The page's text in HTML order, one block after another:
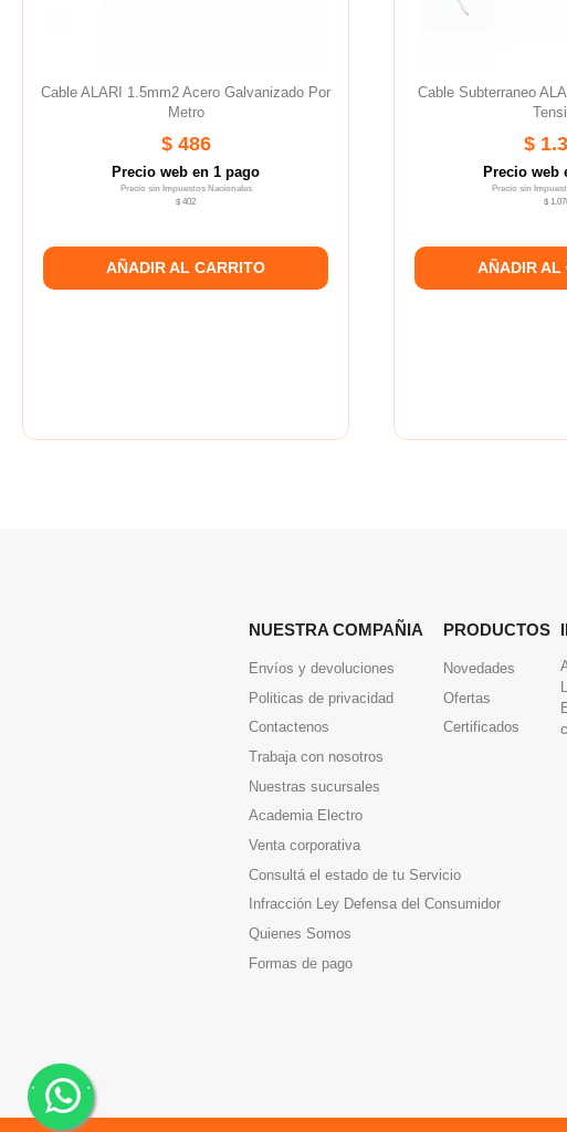
Cable ALARI 1.5mm2 Acero Galvanizado Por
Metro
$ 486
Precio web en 1 pago
Precio sin Impuestos Nacionales
$ 402
AÑADIR AL CARRITO
Cable Subterraneo
$
Precio web
Precio sin
$
AÑADIR AL
NUESTRA COMPAÑIA
Envíos y devoluciones
Politicas de privacidad
Contactenos
Trabaja con nosotros
Nuestras sucursales
Academia Electro
Venta corporativa
Consultá el estado de tu Servicio
Infracción Ley Defensa del Consumidor
Quienes Somos
Formas de pago
PRODUCTOS
Novedades
Ofertas
Certificados
. .